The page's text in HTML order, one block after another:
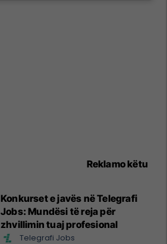
Reklamo këtu
Konkurset e javës në Telegrafi
Jobs: Mundësi të reja për
zhvillimin tuaj profesional
Telegrafi Jobs